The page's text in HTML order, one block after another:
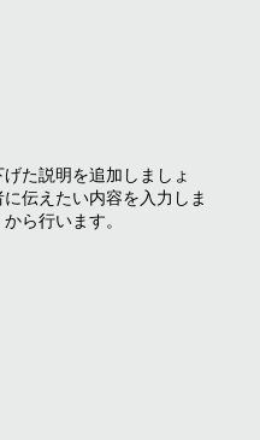
た説明を追加しましょ
伝えたい内容を入力しま
ら行います。